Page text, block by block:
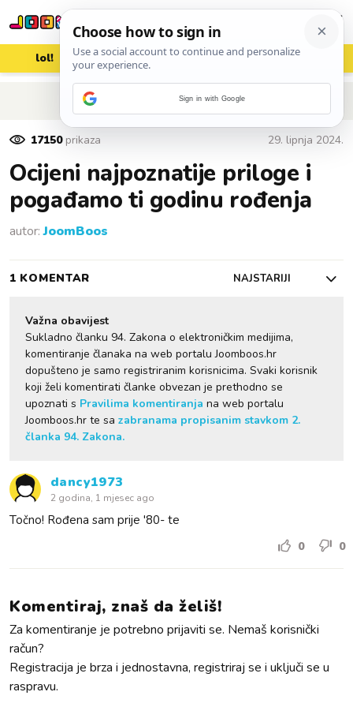
lol! aww vrh! woot?!
POVRATAK NA ČLANAK
17150prikaza 29. lipnja 2024.
Ocijeni najpoznatije priloge i
pogađamo ti godinu rođenja
autor:JoomBoos
1 KOMENTAR NAJSTARIJI
Važna obavijest
Sukladno članku 94. Zakona o elektroničkim medijima,
komentiranje članaka na web portalu Joomboos.hr
dopušteno je samo registriranim korisnicima. Svaki korisnik
koji želi komentirati članke obvezan je prethodno se
upoznati s Pravilima komentiranja na web portalu
Joomboos.hr te sa zabranama propisanim stavkom 2.
članka 94. Zakona.
dancy1973
2 godina, 1 mjesec ago
Točno! Rođena sam prije '80- te
0 0
Komentiraj, znaš da želiš!
Za komentiranje je potrebno prijaviti se. Nemaš korisnički
račun?
Registracija je brza i jednostavna, registriraj se i uključi se u
raspravu.
Sign in with Google